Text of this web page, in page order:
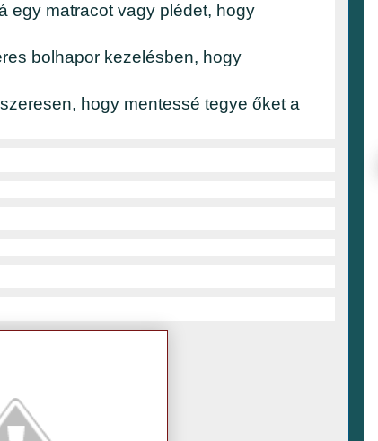
egy matracot vagy plédet, hogy
bolhapor kezelésben, hogy
hogy mentessé tegye őket a